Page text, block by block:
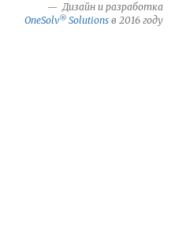
Дизайн и разработка
OneSolv® Solutions в 2016 году